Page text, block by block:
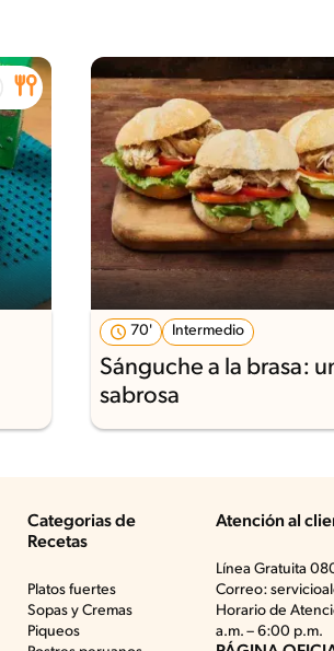
70' Intermedio
Sánguche a la brasa:
sabrosa
Categorias de
Recetas
Platos fuertes
Sopas y Cremas
Piqueos
Atención al
Línea Gratuita
Correo:
Horario de
a.m. – 6:00 p.m.